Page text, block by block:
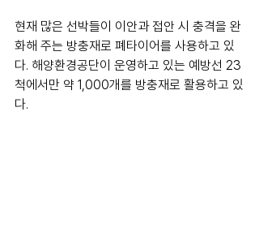
현재 많은 선박들이 이안과 접안 시 충격을 완
화해 주는 방충재로 폐타이어를 사용하고 있
다. 해양환경공단이 운영하고 있는 예방선 23
척에서만 약 1,000개를 방충재로 활용하고 있
다.